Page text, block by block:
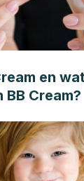
en
Cream?